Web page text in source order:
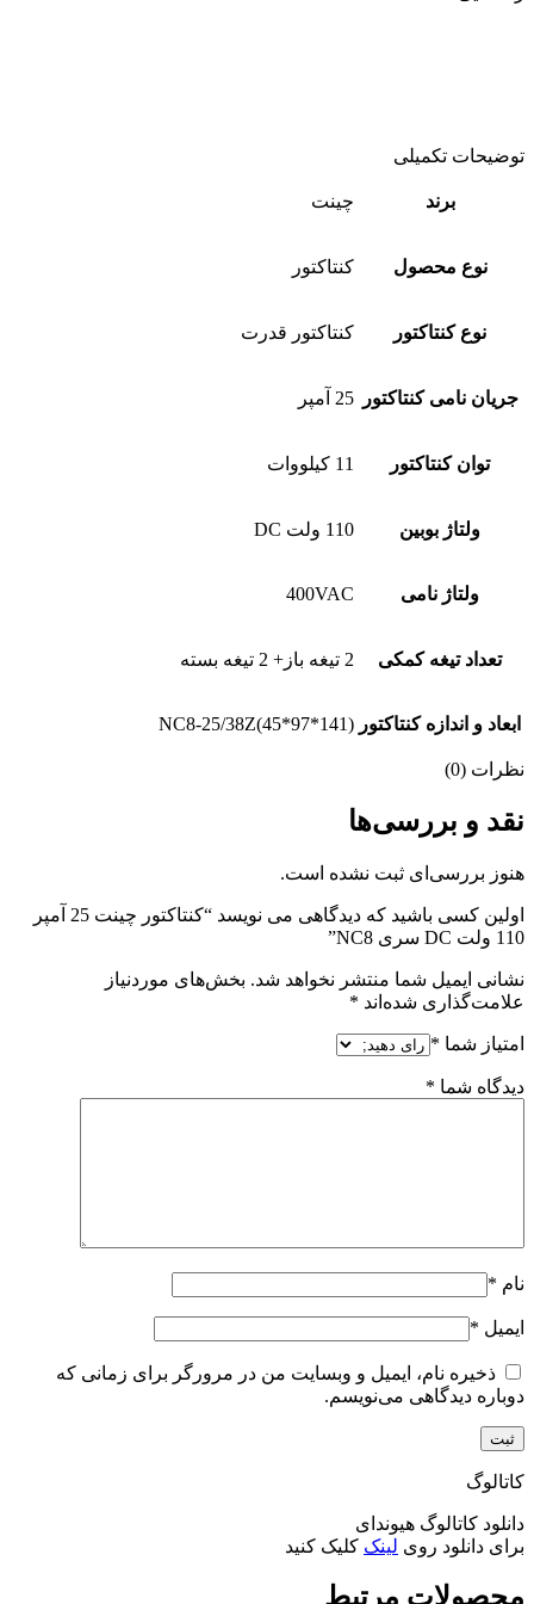
توضیحات تکمیلی
برند چینت
نوع محصول کنتاکتور
نوع کنتاکتور کنتاکتور قدرت
جریان نامی کنتاکتور 25 آمپر
توان کنتاکتور 11 کیلووات
ولتاژ بوبین 110 ولت DC
ولتاژ نامی 400VAC
تعداد تیغه کمکی 2 تیغه باز+ 2 تیغه بسته
ابعاد و اندازه کنتاکتور NC8-25/38Z(45*97*141)
نظرات (0)
نقد و بررسی‌ها
هنوز بررسی‌ای ثبت نشده است.
اولین کسی باشید که دیدگاهی می نویسد “کنتاکتور چینت 25 آمپر
110 ولت DC سری NC8”
نشانی ایمیل شما منتشر نخواهد شد. بخش‌های موردنیاز
علامت‌گذاری شده‌اند *
امتیاز شما *
دیدگاه شما *
نام *
ایمیل *
ذخیره نام، ایمیل و وبسایت من در مرورگر برای زمانی که
دوباره دیدگاهی می‌نویسم.
کاتالوگ
دانلود کاتالوگ هیوندای
برای دانلود روی لینک کلیک کنید
محصولات مرتبط